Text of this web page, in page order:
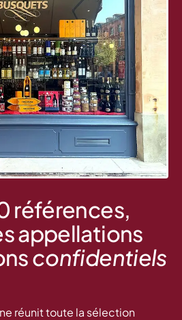
références,
appellations
confidentiels
réunit toute la sélection